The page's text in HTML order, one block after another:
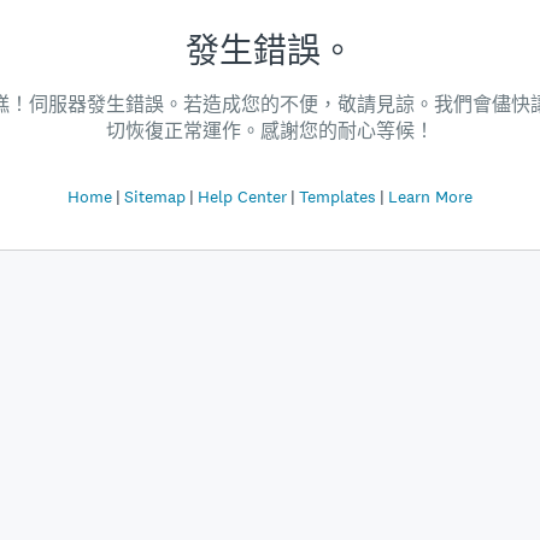
發生錯誤。
！伺服器發生錯誤。若造成您的不便，敬請見諒。我們會儘快
切恢復正常運作。感謝您的耐心等候！
Home Sitemap Help Center Templates Learn More